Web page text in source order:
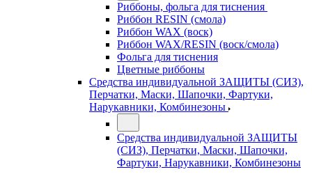
Риббоны, фольга для тиснения
Риббон RESIN (смола)
Риббон WAX (воск)
Риббон WAX/RESIN (воск/смола)
Фольга для тиснения
Цветные риббоны
Средства индивидуальной ЗАЩИТЫ (СИЗ),
Перчатки, Маски, Шапочки, Фартуки,
Нарукавники, Комбинезоны
Средства индивидуальной ЗАЩИТЫ
(СИЗ), Перчатки, Маски, Шапочки,
Фартуки, Нарукавники, Комбинезоны